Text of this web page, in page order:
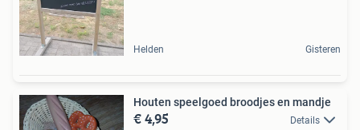
Helden Gisteren
Houten speelgoed broodjes en mandje
€ 4,95 Details